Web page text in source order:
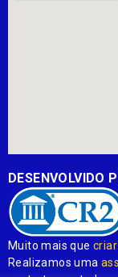
DESENVOLVIDO
Muito mais que
Realizamos uma